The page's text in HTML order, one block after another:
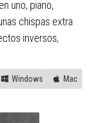
uno, piano,
chispas extra
inversos,
Windows Mac